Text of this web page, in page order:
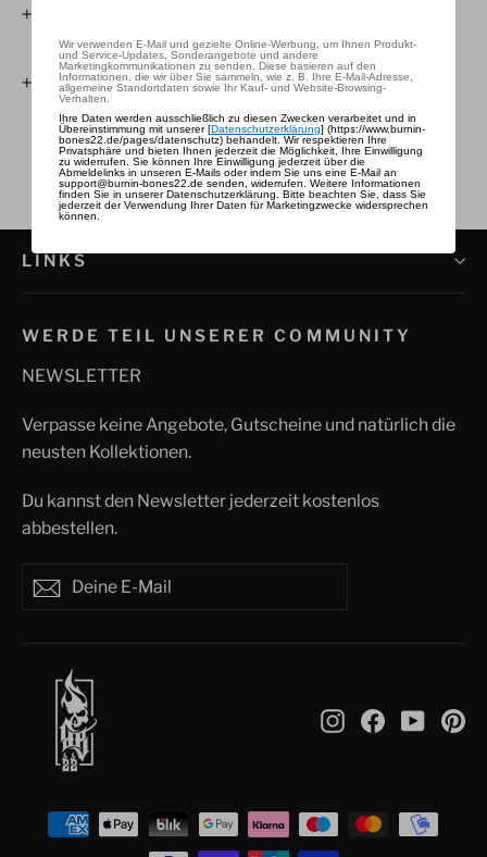
Bietet ihr Geschenkgutscheine an?
Vertrag widerrufen
LINKS
WERDE TEIL UNSERER COMMUNITY
NEWSLETTER
Verpasse keine Angebote, Gutscheine und natürlich die
neusten Kollektionen.
Du kannst den Newsletter jederzeit kostenlos
abbestellen.
Deine
Abonnieren
Abonnieren
InstagramFacebook
Wir verwenden E-Mail und gezielte Online-Werbung, um Ihnen Produkt-
und Service-Updates, Sonderangebote und andere
Marketingkommunikationen zu senden. Diese basieren auf den
Informationen, die wir über Sie sammeln, wie z. B. Ihre E-Mail-Adresse,
allgemeine Standortdaten sowie Ihr Kauf- und Website-Browsing-
Verhalten.
Ihre Daten werden ausschließlich zu diesen Zwecken verarbeitet und in
Übereinstimmung mit unserer [Datenschutzerklärung] (https://www.burnin-
bones22.de/pages/datenschutz) behandelt. Wir respektieren Ihre
Privatsphäre und bieten Ihnen jederzeit die Möglichkeit, Ihre Einwilligung
zu widerrufen. Sie können Ihre Einwilligung jederzeit über die
Abmeldelinks in unseren E-Mails oder indem Sie uns eine E-Mail an
support@burnin-bones22.de senden, widerrufen. Weitere Informationen
finden Sie in unserer Datenschutzerklärung. Bitte beachten Sie, dass Sie
jederzeit der Verwendung Ihrer Daten für Marketingzwecke widersprechen
können.